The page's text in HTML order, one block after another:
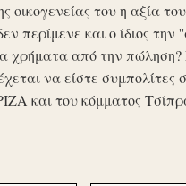
οικογενείας του η αξία
περίμενε και ο ίδιος
χρήματα από την πώληση?
να είστε συμπολίτες
και του κόμματος